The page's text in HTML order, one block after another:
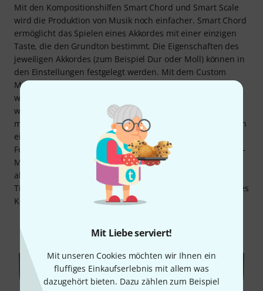
Mit Liebe serviert!
Mit unseren Cookies möchten wir Ihnen ein
fluffiges Einkaufserlebnis mit allem was
dazugehört bieten. Dazu zählen zum Beispiel
Mit den Kompositionshilfen Smart Chord und Smart Scale
wird die Produktion von Musik noch einfacher. Smart Chord
ermöglicht das Spielen eines Akkordes mit einer einzigen
Taste, die den Grundton bestimmt. Die Eigenschaften des
jeweiligen Akkordes (zum Beispiel Dur oder Moll) können in
den Einstellungen festgelegt werden. Mit dem Custom
Mode können außerdem Akkordstrukturen festgelegt
werden, die dann jeder Taste zugewiesen werden, die
wiederum manuell gespielt wird. Die Smart Scale Funktion
macht es möglich, die Tastatur nach bestimmten Tonleitern
einzustellen, sodass kein falscher Ton gespielt wird. Die
Funktion Note-Repeat ist mit einem Latch- und Momentary-
Modus ausgestattet. Dank Arpeggiator können überdies
abwechslungsreiche Patterns realisiert werden. Über die
Time-Division-Einstellung können Timing und Rhythmus des
Keyboards oder der DAW verändert werden.